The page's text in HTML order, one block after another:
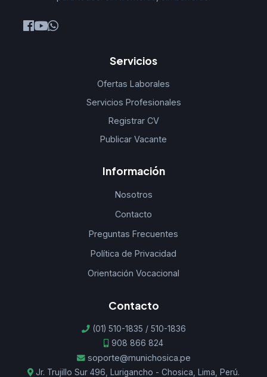
Servicios
Ofertas Laborales
Servicios Profesionales
Registrar CV
Publicar Vacante
Información
Nosotros
Contacto
Preguntas Frecuentes
Política de Privacidad
Orientación Vocacional
Contacto
(01) 510-1835 / 510-1836
908 866 824
soporte@munichosica.pe
Jr. Trujillo Sur 496, Lurigancho - Chosica, Lima, Perú.